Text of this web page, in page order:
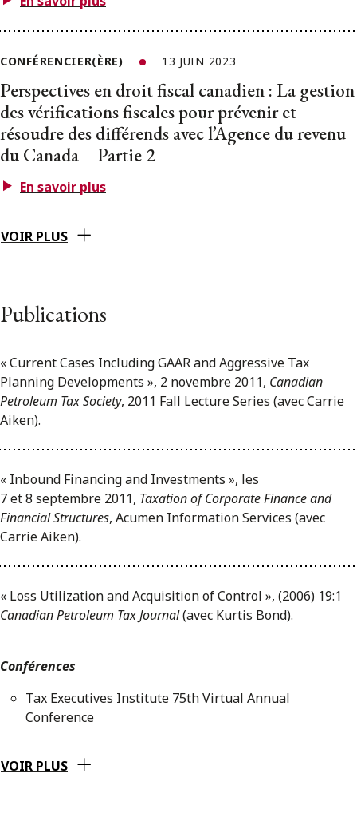
CONFÉRENCIER(ÈRE) 13 JUIN 2023
Perspectives en droit fiscal canadien : La gestion
des vérifications fiscales pour prévenir et
résoudre des différends avec l’Agence du revenu
du Canada – Partie 2
En savoir plus
VOIR PLUS
Publications
« Current Cases Including GAAR and Aggressive Tax
Planning Developments », 2 novembre 2011, Canadian
Petroleum Tax Society, 2011 Fall Lecture Series (avec Carrie
Aiken).
« Inbound Financing and Investments », les
7 et 8 septembre 2011, Taxation of Corporate Finance and
Financial Structures, Acumen Information Services (avec
Carrie Aiken).
« Loss Utilization and Acquisition of Control », (2006) 19:1
Canadian Petroleum Tax Journal(avec Kurtis Bond).
Conférences
Tax Executives Institute 75th Virtual Annual
Conference
VOIR PLUS